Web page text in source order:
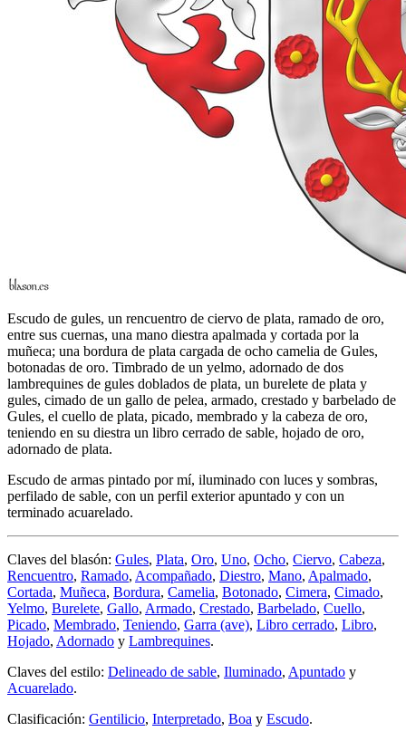
Escudo de gules, un rencuentro de ciervo de plata, ramado de oro,
entre sus cuernas, una mano diestra apalmada y cortada por la
muñeca; una bordura de plata cargada de ocho camelia de Gules,
botonadas de oro. Timbrado de un yelmo, adornado de dos
lambrequines de gules doblados de plata, un burelete de plata y
gules, cimado de un gallo de pelea, armado, crestado y barbelado de
Gules, el cuello de plata, picado, membrado y la cabeza de oro,
teniendo en su diestra un libro cerrado de sable, hojado de oro,
adornado de plata.
Escudo de armas pintado por mí, iluminado con luces y sombras,
perfilado de sable, con un perfil exterior apuntado y con un
terminado acuarelado.
Claves del blasón: Gules, Plata, Oro, Uno, Ocho, Ciervo, Cabeza,
Rencuentro, Ramado, Acompañado, Diestro, Mano, Apalmado,
Cortada, Muñeca, Bordura, Camelia, Botonado, Cimera, Cimado,
Yelmo, Burelete, Gallo, Armado, Crestado, Barbelado, Cuello,
Picado, Membrado, Teniendo, Garra (ave), Libro cerrado, Libro,
Hojado, Adornado y Lambrequines.
Claves del estilo: Delineado de sable, Iluminado, Apuntado y
Acuarelado.
Clasificación: Gentilicio, Interpretado, Boa y Escudo.